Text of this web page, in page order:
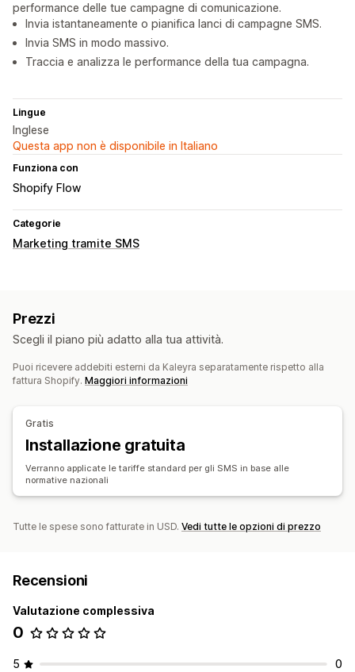
performance delle tue campagne di comunicazione.
Invia istantaneamente o pianifica lanci di campagne SMS.
Invia SMS in modo massivo.
Traccia e analizza le performance della tua campagna.
Lingue
Inglese
Questa app non è disponibile in Italiano
Funziona con
Shopify Flow
Categorie
Marketing tramite SMS
Prezzi
Scegli il piano più adatto alla tua attività.
Puoi ricevere addebiti esterni da Kaleyra separatamente rispetto alla
fattura Shopify. Maggiori informazioni
Gratis
Installazione gratuita
Verranno applicate le tariffe standard per gli SMS in base alle
normative nazionali
Tutte le spese sono fatturate in USD. Vedi tutte le opzioni di prezzo
Recensioni
Valutazione complessiva
0
5
0